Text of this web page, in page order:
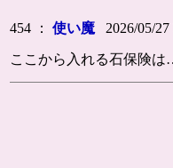
454 ：使い魔 2026/05/
ここから入れる石保険